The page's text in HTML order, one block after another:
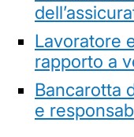
Lavoratore
rapporto a
Bancarotta
e